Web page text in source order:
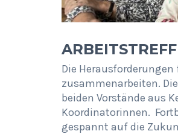
Die
zusammenarbeiten.
beiden Vorstände aus
Koordinatorinnen.
gespannt auf die